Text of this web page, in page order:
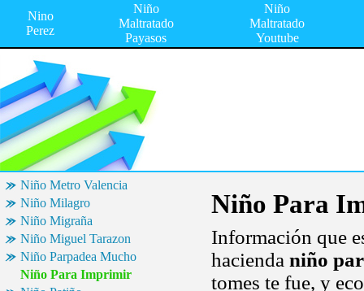
Nino
Perez
Niño
Maltratado
Payasos
Niño
Maltratado
Youtube
Niño Metro Valencia
Niño Milagro
Niño Migraña
Niño Miguel Tarazon
Niño Parpadea Mucho
Niño Para Imprimir
Niño Para
Información que
hacienda niño
tomes te fue, y